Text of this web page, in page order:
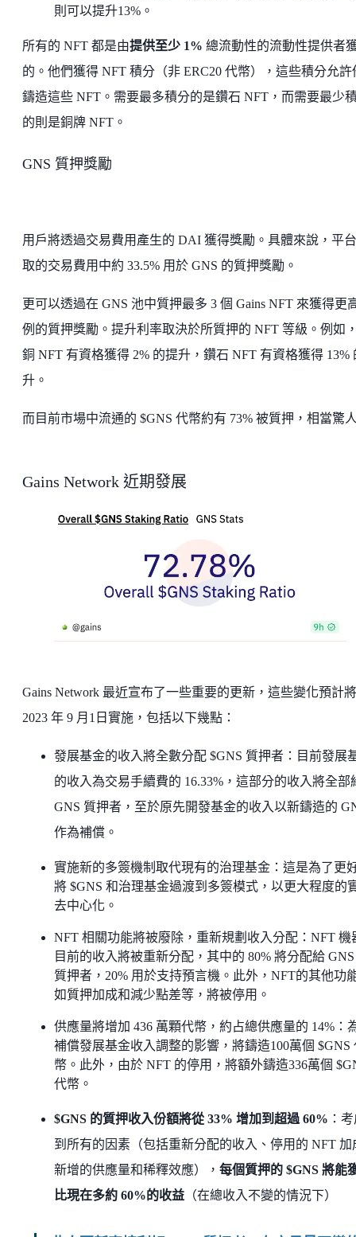
則可以提升13%。
所有的 NFT 都是由提供至少 1% 總流動性的流動性提供者
的。他們獲得 NFT 積分（非 ERC20 代幣），這些積分允許
鑄造這些 NFT。需要最多積分的是鑽石 NFT，而需要最少
的則是銅牌 NFT。
GNS 質押獎勵
用戶將透過交易費用產生的 DAI 獲得獎勵。具體來說，平
取的交易費用中約 33.5% 用於 GNS 的質押獎勵。
更可以透過在 GNS 池中質押最多 3 個 Gains NFT 來獲得更
例的質押獎勵。提升利率取決於所質押的 NFT 等級。例如
銅 NFT 有資格獲得 2% 的提升，鑽石 NFT 有資格獲得 13%
升。
而目前市場中流通的 $GNS 代幣約有 73% 被質押，相當驚
Gains Network 近期發展
Gains Network 最近宣布了一些重要的更新，這些變化預計
2023 年 9 月1日實施，包括以下幾點：
發展基金的收入將全數分配 $GNS 質押者：目前發展
的收入為交易手續費的 16.33%，這部分的收入將全部
GNS 質押者，至於原先開發基金的收入以新鑄造的
作為補償。
實施新的多簽機制取代現有的治理基金：這是為了更
將 $GNS 和治理基金過渡到多簽模式，以更大程度的
去中心化。
NFT 相關功能將被廢除，重新規劃收入分配：NFT 機
目前的收入將被重新分配，其中的 80% 將分配給
質押者，20% 用於支持預言機。此外，NFT的其他功
如質押加成和減少點差等，將被停用。
供應量將增加 436 萬顆代幣，約占總供應量的 14%：
補償發展基金收入調整的影響，將鑄造100萬個 $GNS
幣。此外，由於 NFT 的停用，將額外鑄造336萬個
代幣。
$GNS 的質押收入份額將從 33% 增加到超過 60% ：
到所有的因素（包括重新分配的收入、停用的 NFT 加
新增的供應量和稀釋效應）， 每個質押的 $GNS 將能
比現在多約 60%的收益 （在總收入不變的情況下）